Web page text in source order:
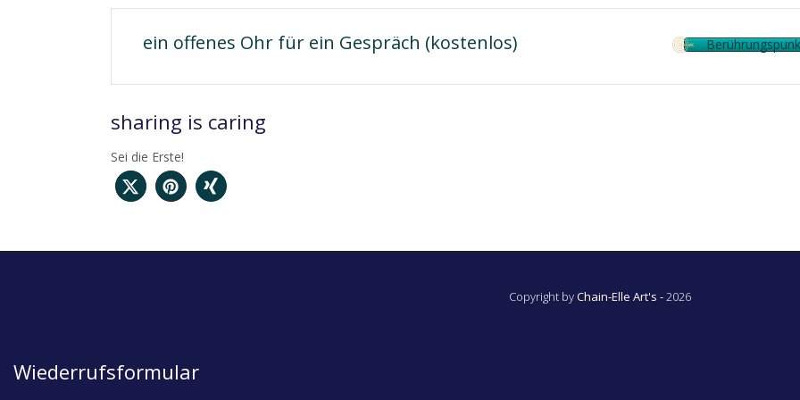
ein offenes Ohr für ein Gespräch (kostenlos)
sharing is caring
Sei die Erste!
Copyright byChain-Elle Art's -2026
Wiederrufsformular